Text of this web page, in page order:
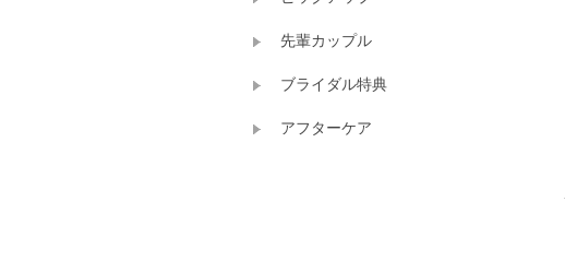
先輩カップル
ブライダル特典
アフターケア